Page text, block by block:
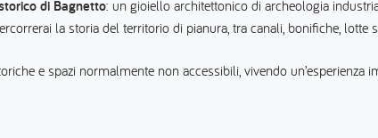
di Bagnetto: un gioiello architettonico di archeologia
la storia del territorio di pianura, tra canali, bonifiche, lotte
e spazi normalmente non accessibili, vivendo un’esperienza